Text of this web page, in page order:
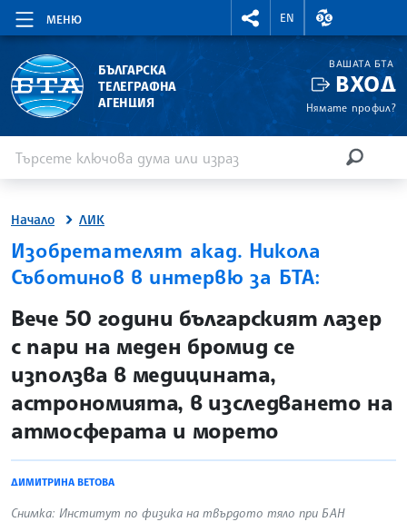
МЕНЮ
RIGHTMENU.SOCIAL
EN
ВАЛУТНИ
БЪЛГАРСКА
ТЕЛЕГРАФНА
АГЕНЦИЯ
ВАШАТА БТА
ВХОД
Нямате профил?
Начало ЛИК
Изобретателят акад. Никола
Съботинов в интервю за БТА:
site.bta
Вече 50 години българският лазер
с пари на меден бромид се
използва в медицината,
астрономията, в изследването на
атмосферата и морето
ДИМИТРИНА ВЕТОВА
Снимка: Институт по физика на твърдото тяло при БАН